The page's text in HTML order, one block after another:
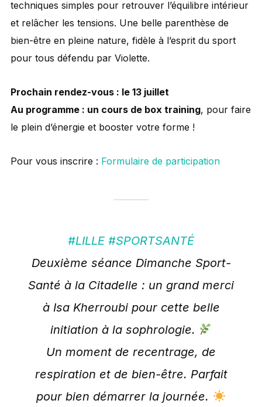
techniques simples pour retrouver l’équilibre intérieur
et relâcher les tensions. Une belle parenthèse de
bien-être en pleine nature, fidèle à l’esprit du sport
pour tous défendu par Violette.
Prochain rendez-vous : le 13 juillet
Au programme : un cours de box training, pour faire
le plein d’énergie et booster votre forme !
Pour vous inscrire : Formulaire de participation
#LILLE #SPORTSANTÉ
Deuxième séance Dimanche Sport-
Santé à la Citadelle : un grand merci
à Isa Kherroubi pour cette belle
initiation à la sophrologie.
Un moment de recentrage, de
respiration et de bien-être. Parfait
pour bien démarrer la journée.